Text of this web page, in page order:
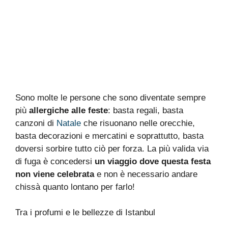
Sono molte le persone che sono diventate sempre
più allergiche alle feste: basta regali, basta
canzoni di Natale che risuonano nelle orecchie,
basta decorazioni e mercatini e soprattutto, basta
doversi sorbire tutto ciò per forza. La più valida via
di fuga è concedersi un viaggio dove questa festa
non viene celebratae non è necessario andare
chissà quanto lontano per farlo!
Tra i profumi e le bellezze di Istanbul